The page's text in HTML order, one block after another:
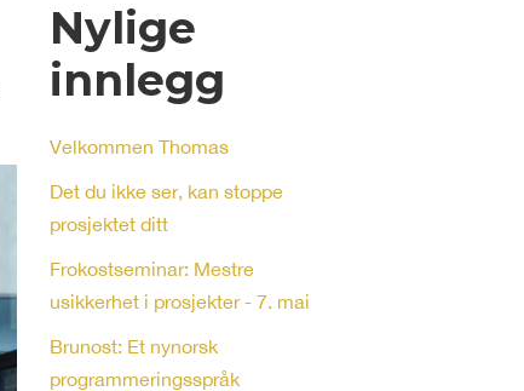
Nylige
innlegg
Velkommen Thomas
Det du ikke ser, kan stoppe
prosjektet ditt
Frokostseminar: Mestre
usikkerhet i prosjekter - 7. mai
Brunost: Et nynorsk
programmeringsspråk